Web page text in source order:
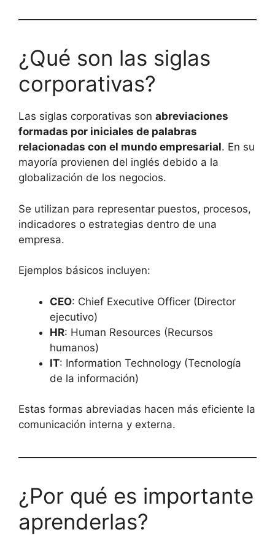
¿Qué son las siglas
corporativas?
Las siglas corporativas son abreviaciones
formadas por iniciales de palabras
relacionadas con el mundo empresarial. En su
mayoría provienen del inglés debido a la
globalización de los negocios.
Se utilizan para representar puestos, procesos,
indicadores o estrategias dentro de una
empresa.
Ejemplos básicos incluyen:
CEO: Chief Executive Officer (Director
ejecutivo)
HR: Human Resources (Recursos
humanos)
IT: Information Technology (Tecnología
de la información)
Estas formas abreviadas hacen más eficiente la
comunicación interna y externa.
¿Por qué es importante
aprenderlas?